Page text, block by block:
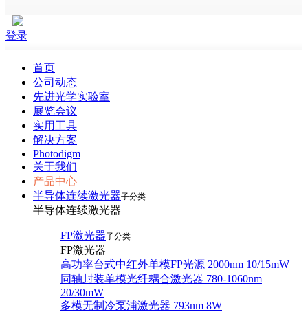
登录
首页
公司动态
先进光学实验室
展览会议
实用工具
解决方案
Photodigm
关于我们
产品中心
半导体连续激光器子分类
半导体连续激光器
FP激光器子分类
FP激光器
高功率台式中红外单模FP光源 2000nm 10/15mW
同轴封装单模光纤耦合激光器 780-1060nm
20/30mW
多模无制冷泵浦激光器 793nm 8W